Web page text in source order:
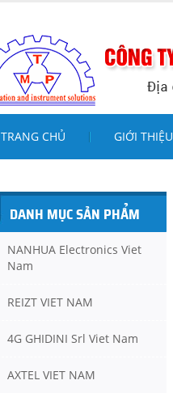
TRANG CHỦ GIỚI THIỆU
DANH MỤC SẢN PHẨM
NANHUA Electronics Viet
Nam
REIZT VIET NAM
4G GHIDINI Srl Viet Nam
AXTEL VIET NAM